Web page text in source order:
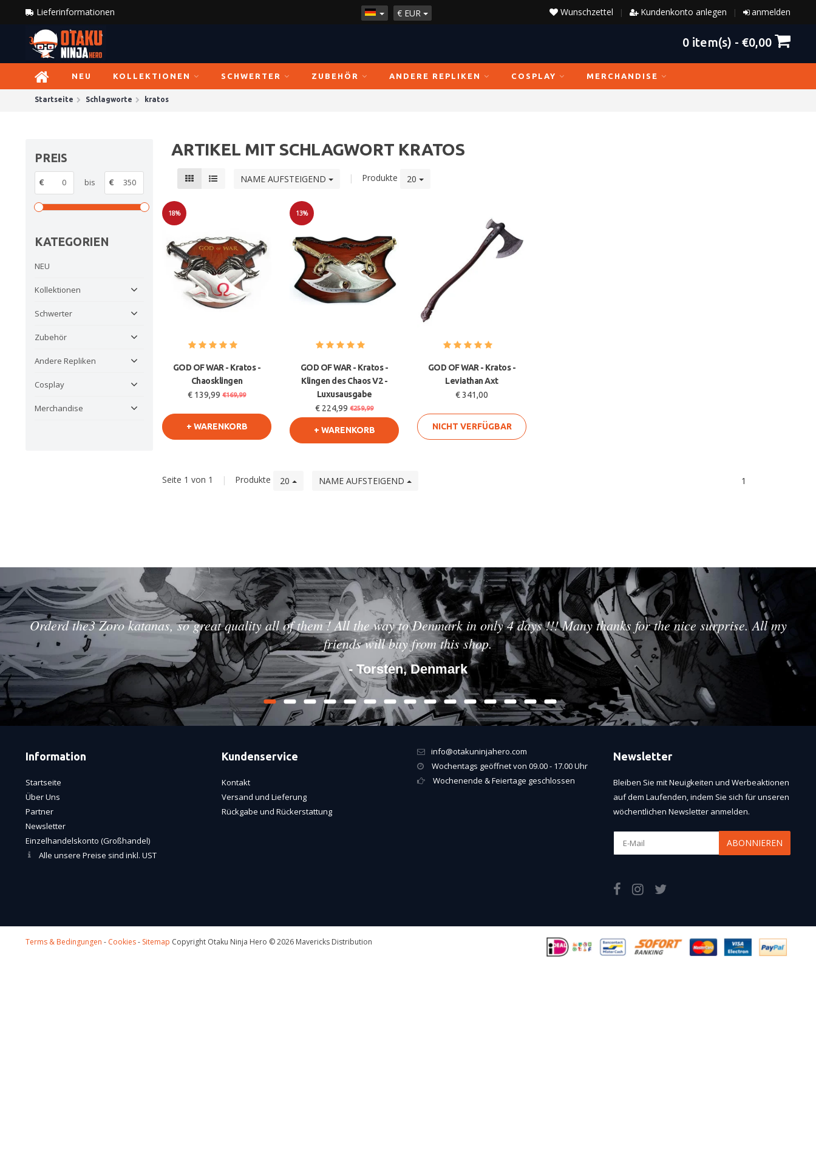
Lieferinformationen € EUR anmelden
|
Kundenkonto anlegen
|
Wunschzettel
0 item(s) - €0,00
NEU KOLLEKTIONEN SCHWERTER ZUBEHÖR ANDERE REPLIKEN COSPLAY MERCHANDISE
Startseite Schlagworte kratos
PREIS
€ bis €
KATEGORIEN
NEU
Kollektionen
Schwerter
Zubehör
Andere Repliken
Cosplay
Merchandise
ARTIKEL MIT SCHLAGWORT KRATOS
NAME AUFSTEIGEND | Produkte 20
18%
GOD OF WAR - Kratos -
Chaosklingen
€ 139,99 €169,99
+ WARENKORB
13%
GOD OF WAR - Kratos -
Klingen des Chaos V2 -
Luxusausgabe
€ 224,99 €259,99
+ WARENKORB
GOD OF WAR - Kratos -
Leviathan Axt
€ 341,00
NICHT VERFÜGBAR
Seite 1 von 1 | Produkte 20 NAME AUFSTEIGEND 1
Orderd the3 Zoro katanas, so great quality all of them ! All the way to Denmark in only 4 days !!! Many thanks for the nice surprise. All my
friends will buy from this shop.
- Torsten, Denmark
Information
Startseite
Über Uns
Partner
Newsletter
Einzelhandelskonto (Großhandel)
Alle unsere Preise sind inkl. UST
Kundenservice
Kontakt
Versand und Lieferung
Rückgabe und Rückerstattung
info@otakuninjahero.com
Wochentags geöffnet von 09.00 - 17.00 Uhr
Wochenende & Feiertage geschlossen
Newsletter
Bleiben Sie mit Neuigkeiten und Werbeaktionen
auf dem Laufenden, indem Sie sich für unseren
wöchentlichen Newsletter anmelden.
ABONNIEREN
Terms & Bedingungen - Cookies- Sitemap Copyright Otaku Ninja Hero © 2026 Mavericks Distribution